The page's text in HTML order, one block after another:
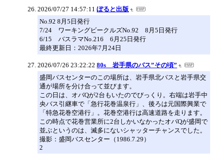
2026/07/27 14:57:11 ぽると出版
No.92 8月5日発行
7/24 ワーキングビークルズNo.92 8月5日発行
6/15 バスラマNo.216 6月25日発行
最終更新日：2026年7月24日
2026/07/26 23:22:22 80s 岩手県のバス”その頃”
盛岡バスセンターのこの場所は、岩手県北バスと岩手県交
通が場所を分け合って並びます。
この日は、オバQが2台もいたのでびっくり。右端は岩手中
央バス引継車で「急行花巻温泉行」、後ろは元国際興業で
「特急花巻空港行」。花巻空港行は高速道路を走ります。
この時点で花巻営業所に2台しかいなかったオバQが盛岡で
並ぶというのは、滅多にないシャッターチャンスでした。
撮影：盛岡バスセンター（1986.7.29）
2